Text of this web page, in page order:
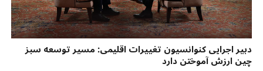
دبیر اجرایی کنوانسیون تغییرات اقلیمی: مسیر توسعه سبز
چین ارزش آموختن دارد